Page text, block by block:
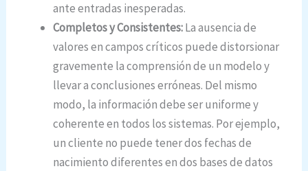
ante entradas inesperadas.
Completos y Consistentes:La ausencia de
valores en campos críticos puede distorsionar
gravemente la comprensión de un modelo y
llevar a conclusiones erróneas. Del mismo
modo, la información debe ser uniforme y
coherente en todos los sistemas. Por ejemplo,
un cliente no puede tener dos fechas de
nacimiento diferentes en dos bases de datos